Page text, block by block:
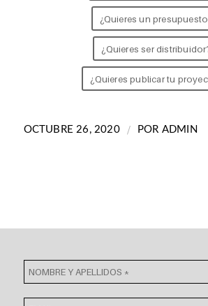
¿Quieres un
¿Quieres ser
¿Quieres publicar tu
OCTUBRE 26, 2020 / POR ADMIN